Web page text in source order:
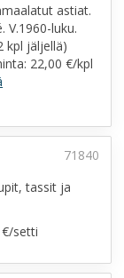
astiat.
V.1960-luku.
kpl jäljellä)
22,00 €/kpl
tassit ja
setti